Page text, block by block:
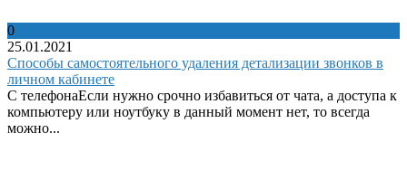
0
25.01.2021
Способы самостоятельного удаления детализации звонков в
личном кабинете
С телефонаЕсли нужно срочно избавиться от чата, а доступа к
компьютеру или ноутбуку в данный момент нет, то всегда
можно...